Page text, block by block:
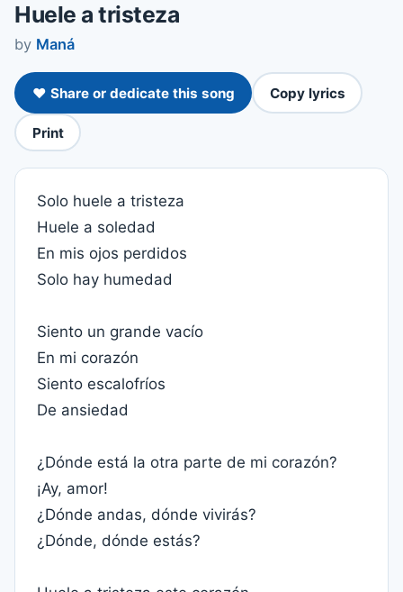
Huele a tristeza
by Maná
❤️ Share or dedicate this song Copy lyrics
Print
Solo huele a tristeza
Huele a soledad
En mis ojos perdidos
Solo hay humedad
Siento un grande vacío
En mi corazón
Siento escalofríos
De ansiedad
¿Dónde está la otra parte de mi corazón?
¡Ay, amor!
¿Dónde andas, dónde vivirás?
¿Dónde, dónde estás?